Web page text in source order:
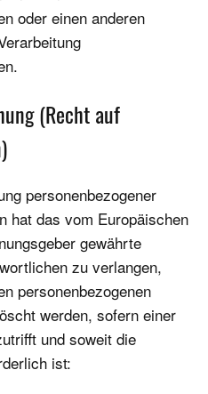
oder einen anderen
(Recht auf
personenbezogener
hat das vom Europäischen
gewährte
zu verlangen,
personenbezogenen
werden, sofern einer
und soweit die
ist: